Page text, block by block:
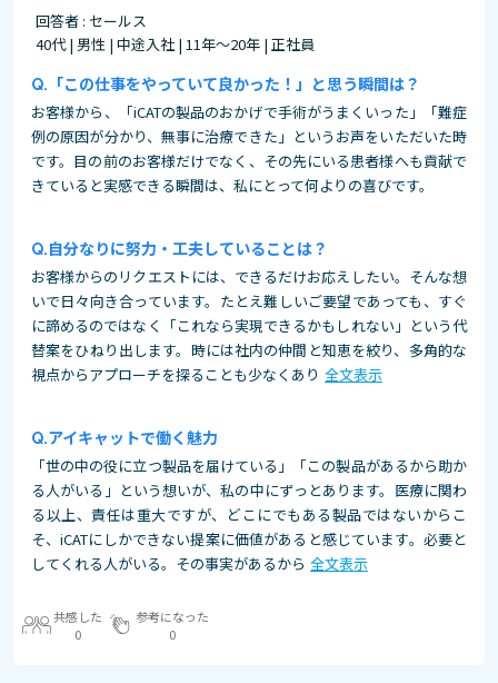
回答者 : セールス
40代 | 男性 | 中途入社 | 11年～20年 | 正社員
「この仕事をやっていて良かった！」と思う瞬間は？
お客様から、「iCATの製品のおかげで手術がうまくいった」「難症
例の原因が分かり、無事に治療できた」というお声をいただいた時
です。目の前のお客様だけでなく、その先にいる患者様へも貢献で
きていると実感できる瞬間は、私にとって何よりの喜びです。
自分なりに努力・工夫していることは？
お客様からのリクエストには、できるだけお応えしたい。そんな想
いで日々向き合っています。たとえ難しいご要望であっても、すぐ
に諦めるのではなく「これなら実現できるかもしれない」という代
替案をひねり出します。時には社内の仲間と知恵を絞り、多角的な
視点からアプローチを探ることも少なくあり 全文表示
アイキャットで働く魅力
「世の中の役に立つ製品を届けている」「この製品があるから助か
る人がいる」という想いが、私の中にずっとあります。医療に関わ
る以上、責任は重大ですが、どこにでもある製品ではないからこ
そ、iCATにしかできない提案に価値があると感じています。必要と
してくれる人がいる。その事実があるから 全文表示
共感した
0
参考になった
0